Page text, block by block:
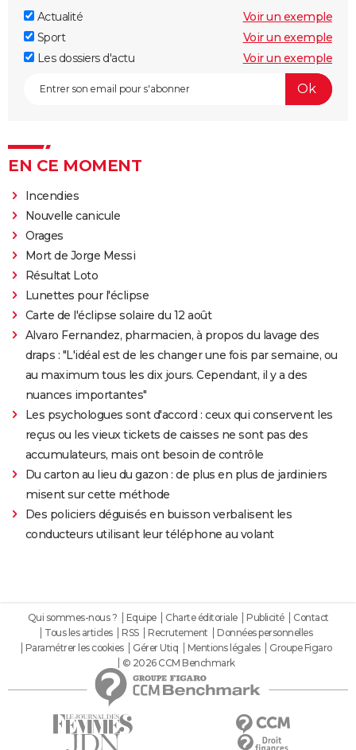
Actualité
Voir un exemple
Sport
Voir un exemple
Les dossiers d'actu
Voir un exemple
EN CE MOMENT
Incendies
Nouvelle canicule
Orages
Mort de Jorge Messi
Résultat Loto
Lunettes pour l'éclipse
Carte de l'éclipse solaire du 12 août
Alvaro Fernandez, pharmacien, à propos du lavage des
draps : "L'idéal est de les changer une fois par semaine, ou
au maximum tous les dix jours. Cependant, il y a des
nuances importantes"
Les psychologues sont d'accord : ceux qui conservent les
reçus ou les vieux tickets de caisses ne sont pas des
accumulateurs, mais ont besoin de contrôle
Du carton au lieu du gazon : de plus en plus de jardiniers
misent sur cette méthode
Des policiers déguisés en buisson verbalisent les
conducteurs utilisant leur téléphone au volant
Qui sommes-nous ? Equipe Charte éditoriale Publicité
Contact
Tous les articles
RSS Recrutement
Données personnelles
Paramétrer les cookies
Gérer Utiq Mentions légales
Groupe Figaro
© 2026 CCM Benchmark